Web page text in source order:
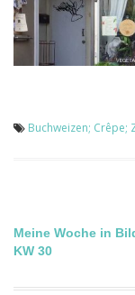
Buchweizen; Crêpe;
Meine Woche in
KW 30